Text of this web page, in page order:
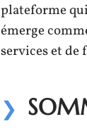
plateforme
émerge
services et de